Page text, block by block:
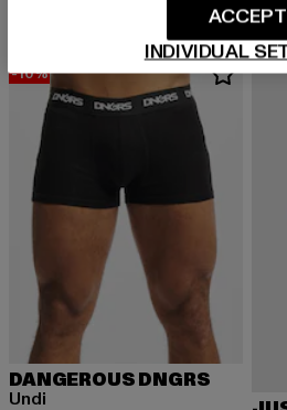
-10%
DANGEROUS DNGRS
Undi
INDIVIDUAL
ACCEPT